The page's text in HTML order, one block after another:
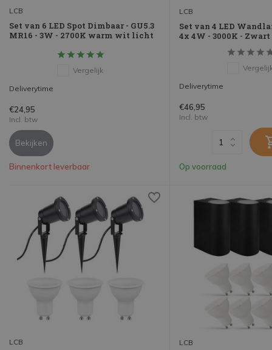
LCB
Set van 6 LED Spot Dimbaar - GU5.3
MR16 - 3W - 2700K warm wit licht
Vergelijk
Deliverytime
€24,95
Incl. btw
Bekijken
Binnenkort leverbaar
LCB
Set van 4 LED
4x 4W - 3000K - Zwart
Deliverytime
€46,95
Incl. btw
Op voorraad
LCB LCB